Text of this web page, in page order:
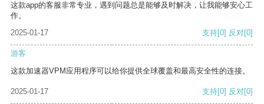
这款app的客服非常专业，遇到问题总是能够及时解决，让我能够安心工
作。
2025-01-17
支持[0] 反对[0]
游客
这款加速器VPM应用程序可以给你提供全球覆盖和最高安全性的连接。
2025-01-17 支持[0] 反对[0]